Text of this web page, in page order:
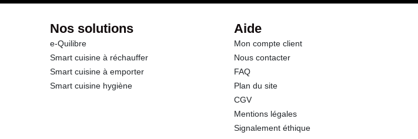
Nos solutions
e-Quilibre
Smart cuisine à réchauffer
Smart cuisine à emporter
Smart cuisine hygiène
Aide
Mon compte client
Nous contacter
FAQ
Plan du site
CGV
Mentions légales
Signalement éthique